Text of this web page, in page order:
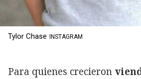
Tylor Chase INSTAGRAM
Para quienes crecieron